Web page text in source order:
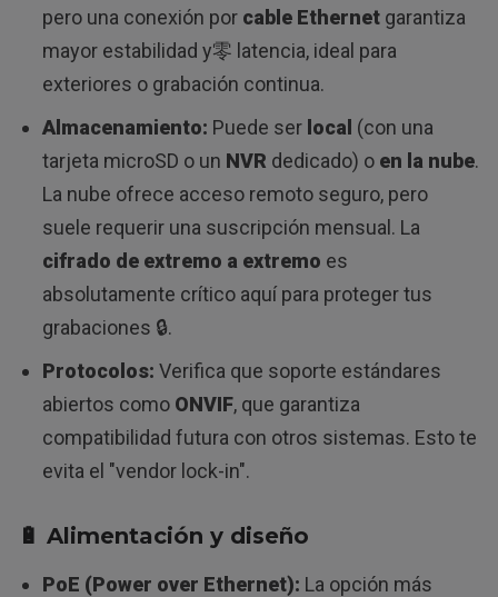
pero una conexión por cable Ethernetgarantiza
mayor estabilidad y零 latencia, ideal para
exteriores o grabación continua.
Almacenamiento: Puede ser local (con una
tarjeta microSD o un NVR dedicado) o en la nube.
La nube ofrece acceso remoto seguro, pero
suele requerir una suscripción mensual. La
cifrado de extremo a extremo es
absolutamente crítico aquí para proteger tus
grabaciones 🔒.
Protocolos: Verifica que soporte estándares
abiertos como ONVIF, que garantiza
compatibilidad futura con otros sistemas. Esto te
evita el "vendor lock-in".
🔋 Alimentación y diseño
PoE (Power over Ethernet): La opción más